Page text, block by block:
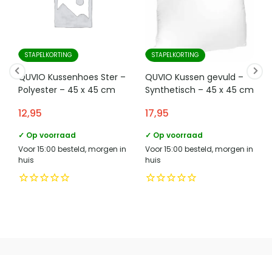
STAPELKORTING
QUVIO Kussenhoes Ster –
Polyester – 45 x 45 cm
12,95
✓ Op voorraad
Voor 15:00 besteld, morgen in
huis
STAPELKORTING
QUVIO Kussen gevuld –
Synthetisch – 45 x 45 cm
17,95
✓ Op voorraad
Voor 15:00 besteld, morgen in
huis